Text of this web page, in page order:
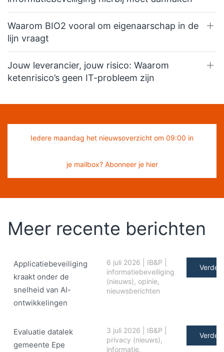
Waarom BIO2 vooral om eigenaarschap in de
lijn vraagt
Jouw leverancier, jouw risico: Waarom
ketenrisico’s geen IT-probleem zijn
Iedere maandag het nieuwsoverzicht om 09:00 in
je mailbox? Abonneer je hier
Meer recente berichten
Applicatiebeveiliging
kraakt onder de
snelheid van AI-
ontwikkelingen
6 juli 2026 IB&P
informatiebeveiliging
(nieuws), opinie,
nieuwsberichten
Verder
Evaluatie datalek
gemeente Epe
3 juli 2026 IB&P
privacy (nieuws),
informatie,
Verder